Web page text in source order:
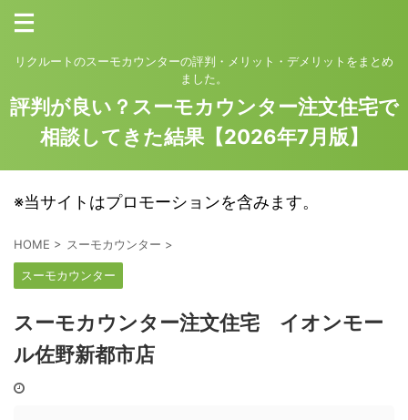
リクルートのスーモカウンターの評判・メリット・デメリットをまとめ
ました。
評判が良い？スーモカウンター注文住宅で
相談してきた結果【2026年7月版】
※当サイトはプロモーションを含みます。
HOME > スーモカウンター >
スーモカウンター
スーモカウンター注文住宅 イオンモー
ル佐野新都市店